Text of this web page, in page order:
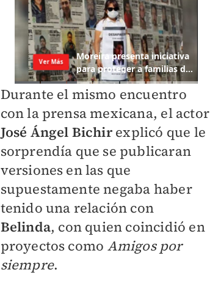
Durante el mismo encuentro
con la prensa mexicana, el actor
José Ángel Bichirexplicó que le
sorprendía que se publicaran
versiones en las que
supuestamente negaba haber
tenido una relación con
Belinda, con quien coincidió en
proyectos como Amigos por
siempre.